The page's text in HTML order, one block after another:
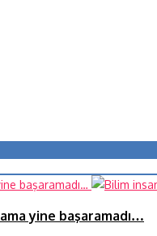
yine başaramadı…